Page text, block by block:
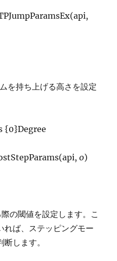
を持ち上げる高さを設定
{0}Degree
0)
の閾値を設定します。こ
れば、ステッピングモー
します。